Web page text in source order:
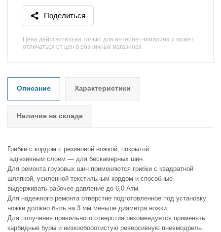
Поделиться
Цена действительна только для интернет-магазина и может
отличаться от цен в розничных магазинах
Описание Характеристики
Наличие на складе
Грибки с кордом с резиновой ножкой, покрытой
адгезивным слоем — для бескамерных шин.
Для ремонта грузовых шин применяются грибки с квадратной
шляпкой, усиленной текстильным кордом и способные
выдерживать рабочее давление до 6,0 Атм.
Для надежного ремонта отверстие подготовленное под установку
ножки должно быть на 3 мм меньше диаметра ножки.
Для получения правильного отверстия рекомендуется применять
карбидные буры и низкооборотистую реверсивную пневмодрель.